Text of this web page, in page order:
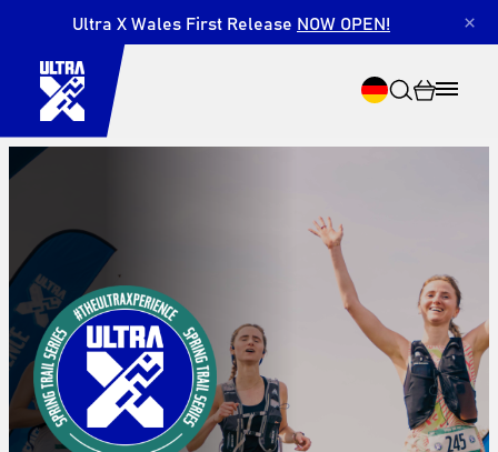
Ultra X Wales First Release NOW OPEN! ×